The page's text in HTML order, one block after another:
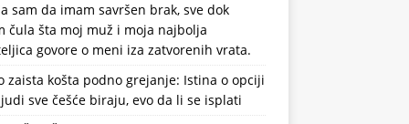
sam da imam savršen brak, sve dok
čula šta moj muž i moja najbolja
govore o meni iza zatvorenih vrata.
zaista košta podno grejanje: Istina o opciji
sve češće biraju, evo da li se isplati